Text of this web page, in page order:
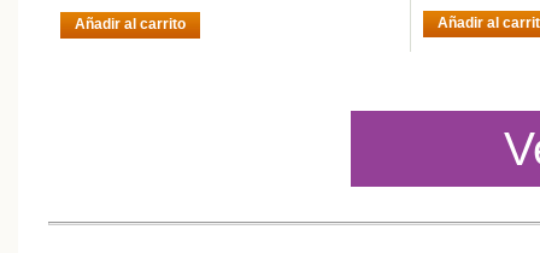
Añadir al carrito Añadir al